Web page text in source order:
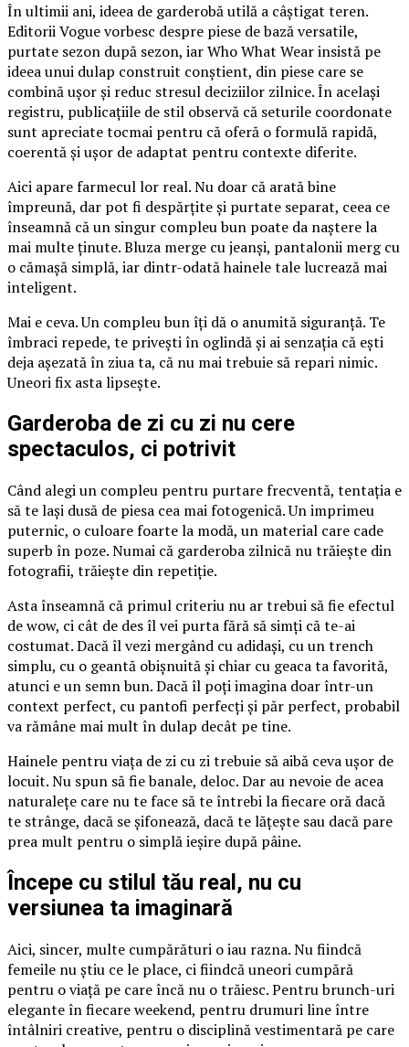
În ultimii ani, ideea de garderobă utilă a câștigat teren.
Editorii Vogue vorbesc despre piese de bază versatile,
purtate sezon după sezon, iar Who What Wear insistă pe
ideea unui dulap construit conștient, din piese care se
combină ușor și reduc stresul deciziilor zilnice. În același
registru, publicațiile de stil observă că seturile coordonate
sunt apreciate tocmai pentru că oferă o formulă rapidă,
coerentă și ușor de adaptat pentru contexte diferite.
Aici apare farmecul lor real. Nu doar că arată bine
împreună, dar pot fi despărțite și purtate separat, ceea ce
înseamnă că un singur compleu bun poate da naștere la
mai multe ținute. Bluza merge cu jeanși, pantalonii merg cu
o cămașă simplă, iar dintr-odată hainele tale lucrează mai
inteligent.
Mai e ceva. Un compleu bun îți dă o anumită siguranță. Te
îmbraci repede, te privești în oglindă și ai senzația că ești
deja așezată în ziua ta, că nu mai trebuie să repari nimic.
Uneori fix asta lipsește.
Garderoba de zi cu zi nu cere
spectaculos, ci potrivit
Când alegi un compleu pentru purtare frecventă, tentația e
să te lași dusă de piesa cea mai fotogenică. Un imprimeu
puternic, o culoare foarte la modă, un material care cade
superb în poze. Numai că garderoba zilnică nu trăiește din
fotografii, trăiește din repetiție.
Asta înseamnă că primul criteriu nu ar trebui să fie efectul
de wow, ci cât de des îl vei purta fără să simți că te-ai
costumat. Dacă îl vezi mergând cu adidași, cu un trench
simplu, cu o geantă obișnuită și chiar cu geaca ta favorită,
atunci e un semn bun. Dacă îl poți imagina doar într-un
context perfect, cu pantofi perfecți și păr perfect, probabil
va rămâne mai mult în dulap decât pe tine.
Hainele pentru viața de zi cu zi trebuie să aibă ceva ușor de
locuit. Nu spun să fie banale, deloc. Dar au nevoie de acea
naturalețe care nu te face să te întrebi la fiecare oră dacă
te strânge, dacă se șifonează, dacă te lățește sau dacă pare
prea mult pentru o simplă ieșire după pâine.
Începe cu stilul tău real, nu cu
versiunea ta imaginară
Aici, sincer, multe cumpărături o iau razna. Nu fiindcă
femeile nu știu ce le place, ci fiindcă uneori cumpără
pentru o viață pe care încă nu o trăiesc. Pentru brunch-uri
elegante în fiecare weekend, pentru drumuri line între
întâlniri creative, pentru o disciplină vestimentară pe care